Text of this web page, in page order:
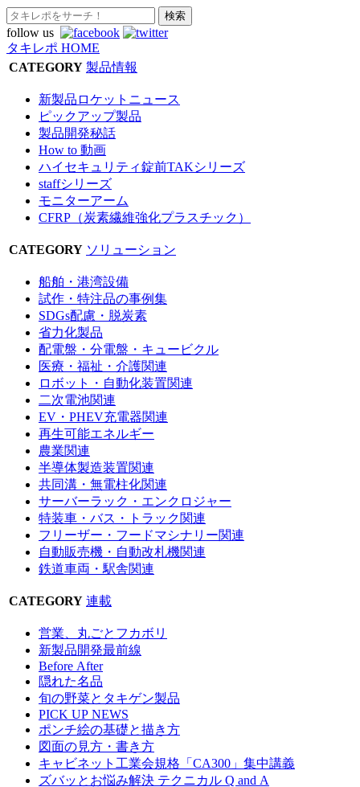
follow us
タキレポ HOME
CATEGORY 製品情報
新製品ロケットニュース
ピックアップ製品
製品開発秘話
How to 動画
ハイセキュリティ錠前TAKシリーズ
staffシリーズ
モニターアーム
CFRP（炭素繊維強化プラスチック）
CATEGORY ソリューション
船舶・港湾設備
試作・特注品の事例集
SDGs配慮・脱炭素
省力化製品
配電盤・分電盤・キュービクル
医療・福祉・介護関連
ロボット・自動化装置関連
二次電池関連
EV・PHEV充電器関連
再生可能エネルギー
農業関連
半導体製造装置関連
共同溝・無電柱化関連
サーバーラック・エンクロジャー
特装車・バス・トラック関連
フリーザー・フードマシナリー関連
自動販売機・自動改札機関連
鉄道車両・駅舎関連
CATEGORY 連載
営業、丸ごとフカボリ
新製品開発最前線
Before After
隠れた名品
旬の野菜とタキゲン製品
PICK UP NEWS
ポンチ絵の基礎と描き方
図面の見方・書き方
キャビネット工業会規格「CA300」集中講義
ズバッとお悩み解決 テクニカル Q and A